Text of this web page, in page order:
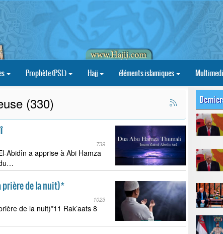
Prophète (PSL) Hajj éléments islamiques
(330)
739
Abidîn a apprise à Abi Hamza
prière de la nuit)*
1023
de la nuit)*11 Rak’aats 8